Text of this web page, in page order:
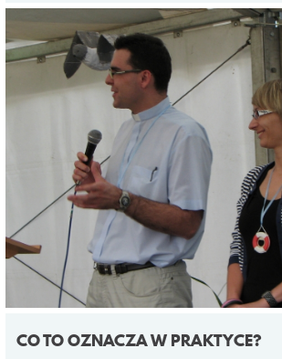
CO TO OZNACZA W PRAKTYCE?